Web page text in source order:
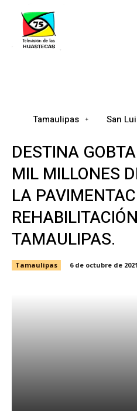
Tamaulipas San
DESTINA
MIL MILLONES
LA
TAMAULIPAS.
Tamaulipas 6 de octubre de 2021